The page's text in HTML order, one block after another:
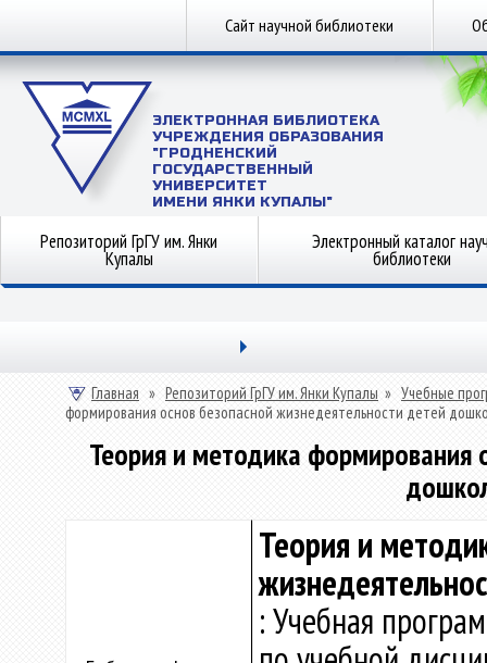
Сайт научной библиотеки
ЭЛЕКТРОННАЯ БИБЛИОТЕКА
УЧРЕЖДЕНИЯ ОБРАЗОВАНИЯ
"ГРОДНЕНСКИЙ
ГОСУДАРСТВЕННЫЙ
УНИВЕРСИТЕТ
ИМЕНИ ЯНКИ КУПАЛЫ"
Репозиторий ГрГУ им. Янки
Купалы
Электронный каталог
библиотеки
Главная » Репозиторий ГрГУ им. Янки Купалы » Учебные
формирования основ безопасной жизнедеятельности детей
Теория и методика формирования
Теория и
: Учебная